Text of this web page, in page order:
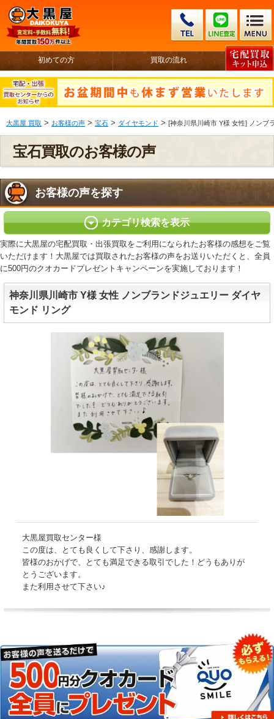
初めての方 買取の流れ
大黒屋 買取 > お客様の声 > 宝石 > ダイヤモンド > [神奈川県川崎市 Y様 女性] ノンブ
宝石買取のお客様の声
お客様の声を探す
カテゴリ検索を表示
実際に大黒屋の宅配買取・出張買取をご利用になられたお客様の感想をご覧
いただけます！大黒屋では買取されたお客様の声をお送りいただくと、全員
に500円のクオカードプレゼントキャンペーンを実施しております！
神奈川県川崎市 Y様 女性 ノンブランドジュエリー ダイヤ
モンド リング
大黒屋買取センター様
この度は、とても良くして下さり、感謝します。
皆様のおかげで、とても満足できる取引でした！どうもありが
とうございます。
また利用させて下さい♪